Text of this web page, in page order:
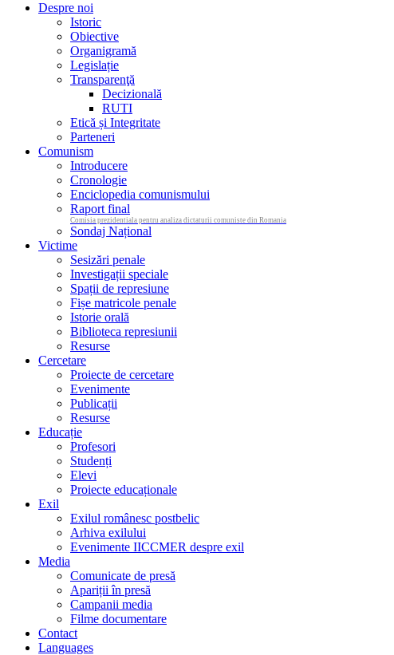
Despre noi
Istoric
Obiective
Organigramă
Legislație
Transparenţă
Decizională
RUTI
Etică și Integritate
Parteneri
Comunism
Introducere
Cronologie
Enciclopedia comunismului
Raport final
Comisia prezidentiala pentru analiza dictaturii comuniste din Romania
Sondaj Național
Victime
Sesizări penale
Investigații speciale
Spații de represiune
Fișe matricole penale
Istorie orală
Biblioteca represiunii
Resurse
Cercetare
Proiecte de cercetare
Evenimente
Publicații
Resurse
Educație
Profesori
Studenți
Elevi
Proiecte educaționale
Exil
Exilul românesc postbelic
Arhiva exilului
Evenimente IICCMER despre exil
Media
Comunicate de presă
Apariții în presă
Campanii media
Filme documentare
Contact
Languages